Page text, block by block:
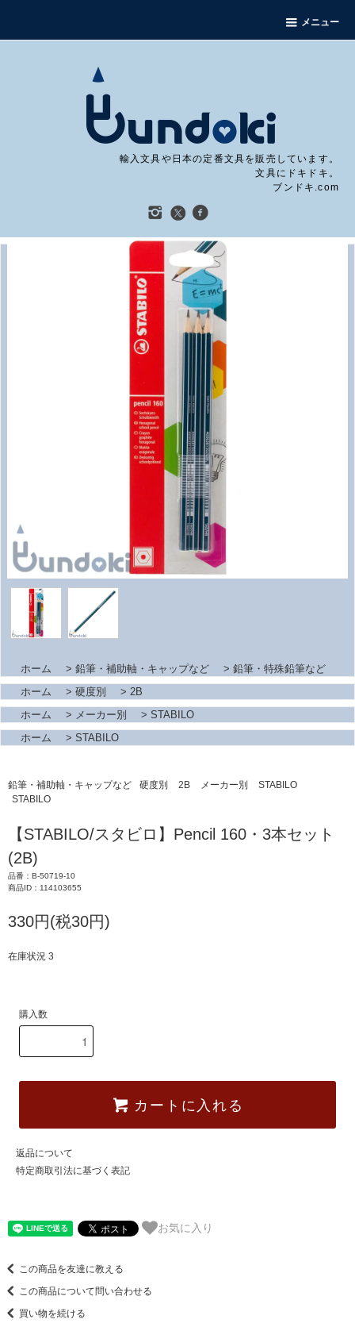
メニュー
輸入文具や日本の定番文具を販売しています。
文具にドキドキ。
ブンドキ.com
ホーム > 鉛筆・補助軸・キャップなど > 鉛筆・特殊鉛筆など
ホーム
> 硬度別 > 2B
ホーム
> メーカー別 > STABILO
ホーム
> STABILO
鉛筆・補助軸・キャップなど 硬度別 2B メーカー別
STABILO
STABILO
【STABILO/スタビロ】Pencil 160・3本セット
(2B)
品番：B-50719-10
商品ID：114103655
330円(税30円)
在庫状況 3
購入数
カートに入れる
返品について
特定商取引法に基づく表記
お気に入り
この商品を友達に教える
この商品について問い合わせる
買い物を続ける